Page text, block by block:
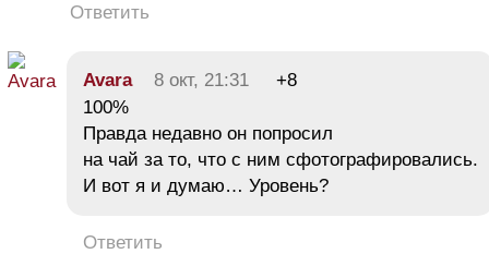
Ответить
Avara 8 окт, 21:31
+8
100%
Правда недавно он попросил
на чай за то, что с ним сфотографировались.
И вот я и думаю… Уровень?
Ответить